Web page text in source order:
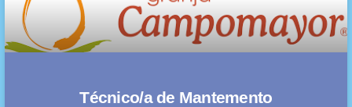
Técnico/a de Mantemento